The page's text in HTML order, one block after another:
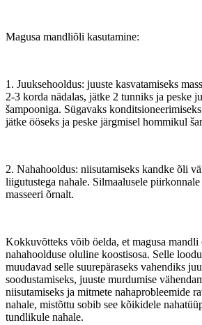
Magusa mandliõli kasutamine:
1. Juuksehooldus: juuste kasvatamiseks
2-3 korda nädalas, jätke 2 tunniks ja peske
šampooniga. Sügavaks
jätke ööseks ja peske järgmisel hommikul
2. Nahahooldus: niisutamiseks kandke õli
liigutustega nahale. Silmaalusele
masseeri õrnalt.
Kokkuvõtteks võib öelda, et magusa mandli
nahahoolduse oluline koostisosa. Selle
muudavad selle suurepäraseks vahendiks
soodustamiseks, juuste murdumise
niisutamiseks ja mitmete nahaprobleemide
nahale, mistõttu sobib see kõikidele
tundlikule nahale.